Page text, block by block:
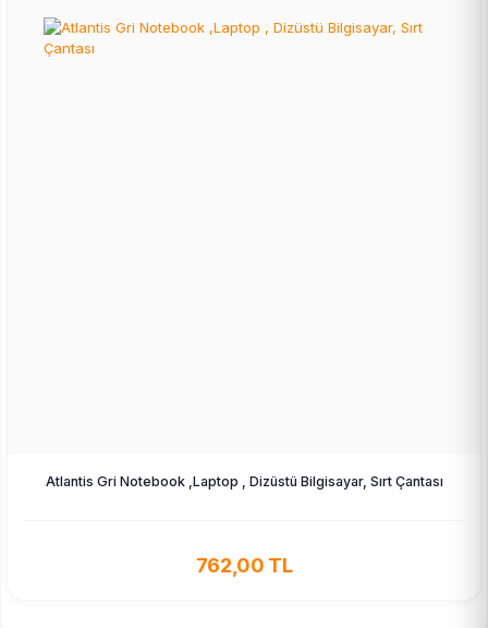
Atlantis Gri Notebook ,Laptop , Dizüstü Bilgisayar, Sırt Çantası
762,00 TL